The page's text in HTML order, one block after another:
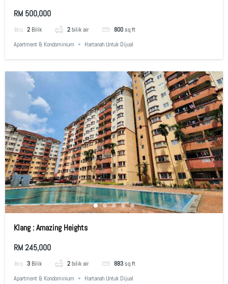
RM 500,000
2 Bilik 2bilik air 800sq ft
Apartment & Kondominium
Hartanah Untuk Dijual
Klang : Amazing Heights
RM 245,000
3 Bilik 2bilik air 883sq ft
Apartment & Kondominium
Hartanah Untuk Dijual